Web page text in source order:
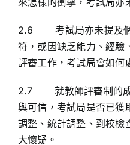
2.6 考試局亦未提及個
符，或因缺乏能力、經驗
評審工作，考試局會如何
2.7 就教師評審制的成
與可信，考試局是否已獲
調整、統計調整、到校檢
大懷疑。